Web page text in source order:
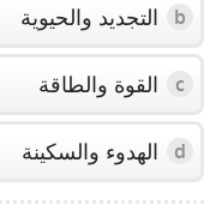
b التجديد والحيوية
c القوة والطاقة
d الهدوء والسكينة